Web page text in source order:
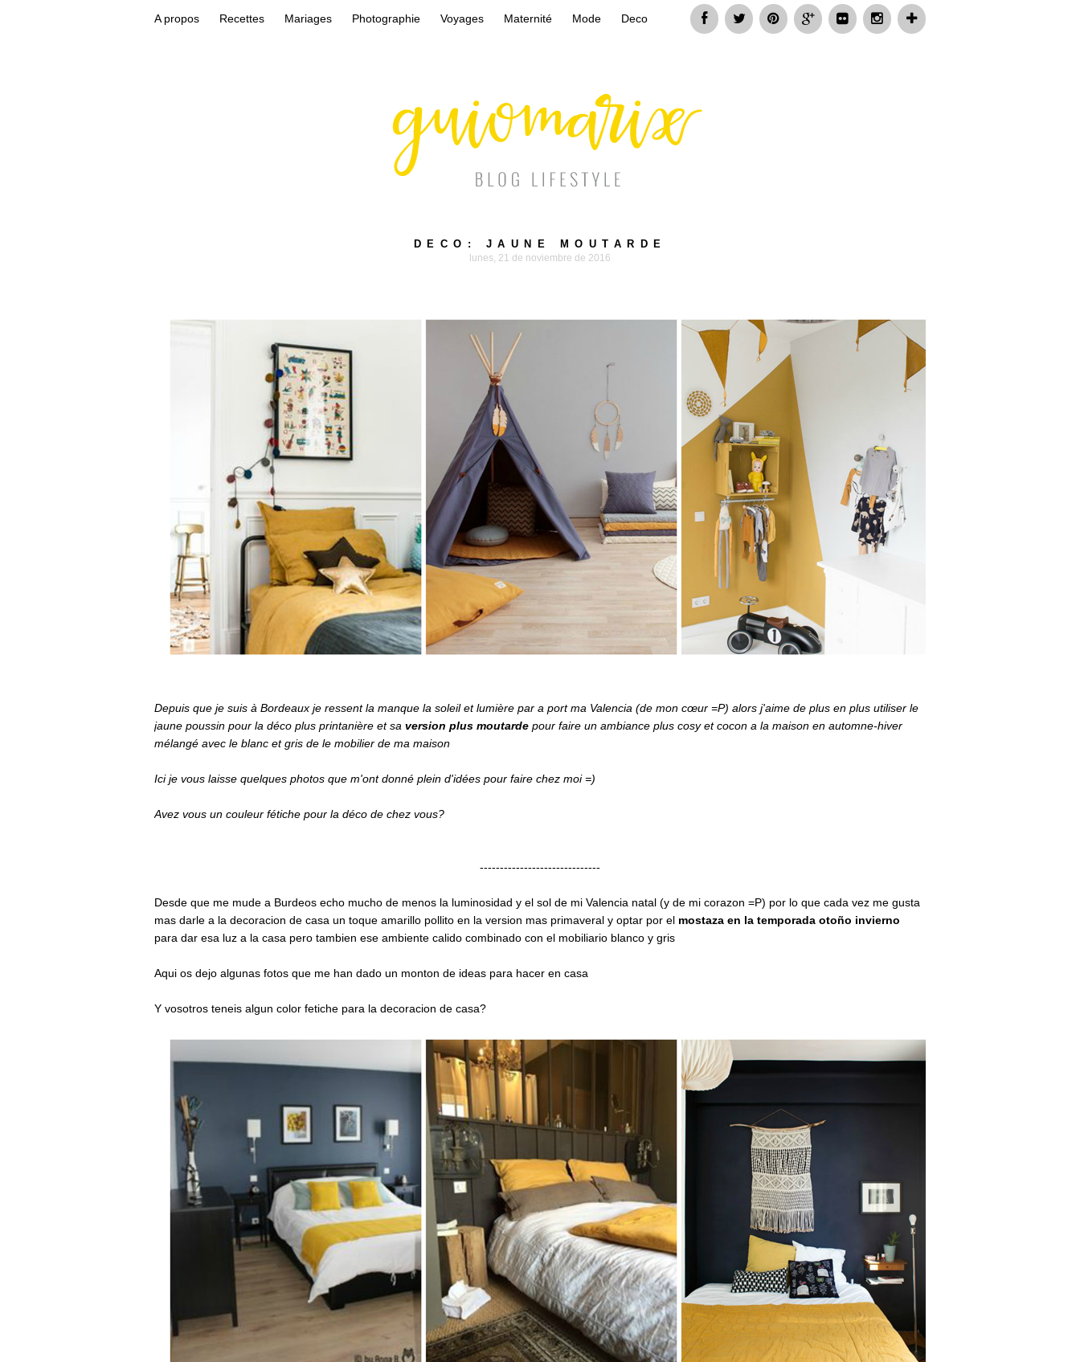
A propos Recettes Mariages Photographie Voyages Maternité Mode Deco
DECO: JAUNE MOUTARDE
lunes, 21 de noviembre de 2016
Depuis que je suis à Bordeaux je ressent la manque la soleil et lumière par a port ma Valencia (de mon cœur =P) alors j'aime de plus en plus utiliser le
jaune poussin pour la déco plus printanière et sa version plus moutarde pour faire un ambiance plus cosy et cocon a la maison en automne-hiver
mélangé avec le blanc et gris de le mobilier de ma maison
Ici je vous laisse quelques photos que m'ont donné plein d'idées pour faire chez moi =)
Avez vous un couleur fétiche pour la déco de chez vous?
------------------------------
Desde que me mude a Burdeos echo mucho de menos la luminosidad y el sol de mi Valencia natal (y de mi corazon =P) por lo que cada vez me gusta
mas darle a la decoracion de casa un toque amarillo pollito en la version mas primaveral y optar por el mostaza en la temporada otoño invierno
para dar esa luz a la casa pero tambien ese ambiente calido combinado con el mobiliario blanco y gris
Aqui os dejo algunas fotos que me han dado un monton de ideas para hacer en casa
Y vosotros teneis algun color fetiche para la decoracion de casa?